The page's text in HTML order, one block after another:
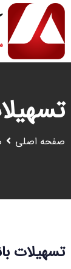
پرش
محتوا
صفحه اصلی
تسهیلات